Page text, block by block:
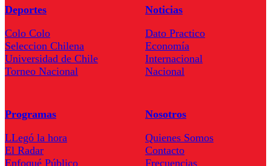
Deportes
Colo Colo
Seleccion Chilena
Universidad de Chile
Torneo Nacional
Noticias
Dato Practico
Economía
Internacional
Nacional
Programas
LLegó la hora
El Radar
Enfoqué Público
Nosotros
Quienes Somos
Contacto
Frecuencias